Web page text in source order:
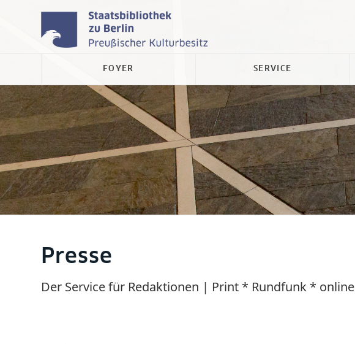
FOYER SERVICE
Presse
Der Service für Redaktionen | Print * Rundfunk * online